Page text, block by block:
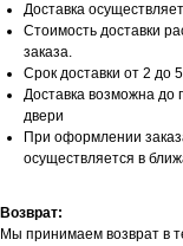
Доставка
Стоимость доставки
заказа.
Срок доставки от 2 до
Доставка возможна до
двери
При оформлении
осуществляется в
Возврат:
Мы принимаем возврат в